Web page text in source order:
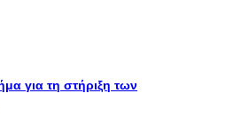
για τη στήριξη των